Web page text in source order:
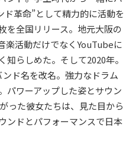
革命”として精力的に活動を
を全国リリース。地元大阪の
楽活動だけでなくYouTubeに
らしめた。そして2020年。
ド名を改名。強力なドラム
パワーアップした姿とサウン
った彼女たちは、見た目から
ンドとパフォーマンスで日本